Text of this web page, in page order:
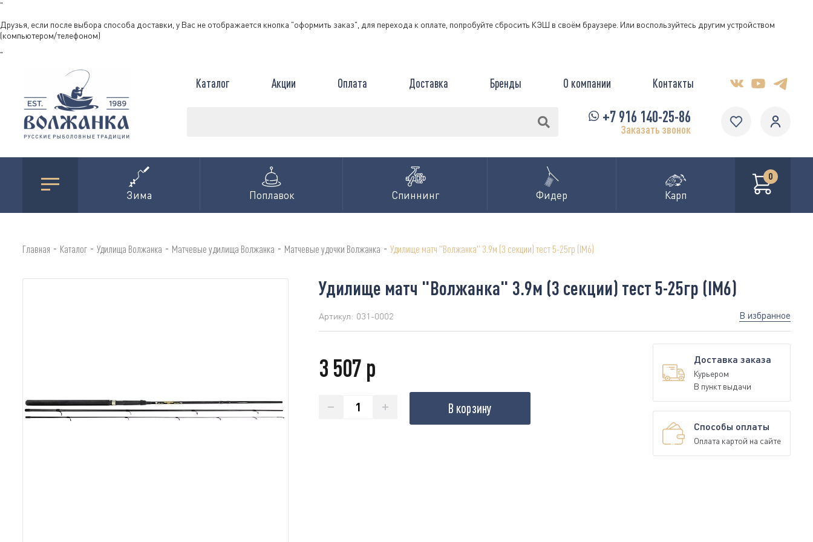
"
Друзья, если после выбора способа доставки, у Вас не отображается кнопка "оформить заказ", для перехода к оплате, попробуйте сбросить КЭШ в своём браузере. Или воспользуйтесь другим устройством
(компьютером/телефоном)
"
Каталог Акции Оплата Доставка Бренды О компании Контакты
+7 916 140-25-86
Заказать звонок
Зима Поплавок Спиннинг Фидер Карп
0
Главная - Каталог - Удилища Волжанка - Матчевые удилища Волжанка - Матчевые удочки Волжанка - Удилище матч "Волжанка" 3.9м (3 секции) тест 5-25гр (IM6)
Удилище матч "Волжанка" 3.9м (3 секции) тест 5-25гр (IM6)
Артикул: 031-0002 В избранное
3 507 р
В корзину
Доставка заказа
Курьером
В пункт выдачи
Способы оплаты
Оплата картой на сайте